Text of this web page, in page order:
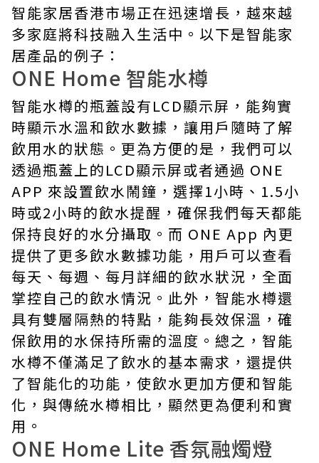
智能家居香港市場正在迅速增長，越來越
多家庭將科技融入生活中。以下是智能家
居產品的例子：
ONE Home 智能水樽
智能水樽的瓶蓋設有LCD顯示屏，能夠實
時顯示水溫和飲水數據，讓用戶隨時了解
飲用水的狀態。更為方便的是，我們可以
透過瓶蓋上的LCD顯示屏或者通過 ONE
APP 來設置飲水鬧鐘，選擇1小時、1.5小
時或2小時的飲水提醒，確保我們每天都能
保持良好的水分攝取。而 ONE App 內更
提供了更多飲水數據功能，用戶可以查看
每天、每週、每月詳細的飲水狀況，全面
掌控自己的飲水情況。此外，智能水樽還
具有雙層隔熱的特點，能夠長效保溫，確
保飲用的水保持所需的溫度。總之，智能
水樽不僅滿足了飲水的基本需求，還提供
了智能化的功能，使飲水更加方便和智能
化，與傳統水樽相比，顯然更為便利和實
用。
ONE Home Lite 香氛融燭燈